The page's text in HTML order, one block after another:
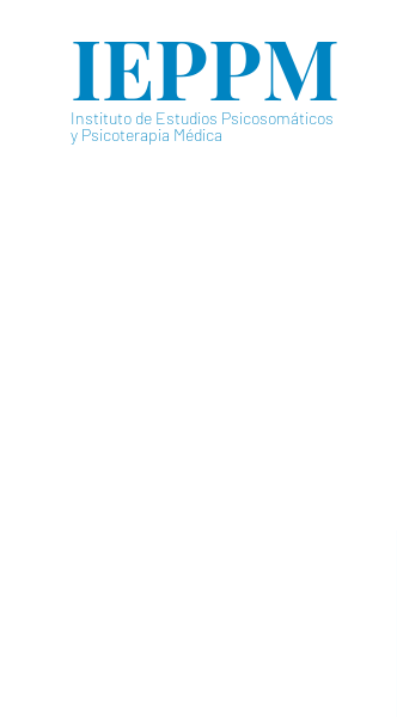
IEPPM
Instituto de Estudios Psicosomáticos
y Psicoterapia Médica